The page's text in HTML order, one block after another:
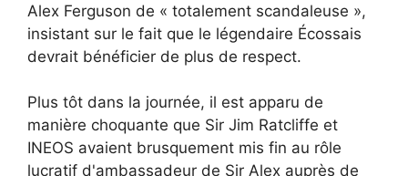
Alex Ferguson de « totalement scandaleuse »,
insistant sur le fait que le légendaire Écossais
devrait bénéficier de plus de respect.
Plus tôt dans la journée, il est apparu de
manière choquante que Sir Jim Ratcliffe et
INEOS avaient brusquement mis fin au rôle
lucratif d'ambassadeur de Sir Alex auprès de